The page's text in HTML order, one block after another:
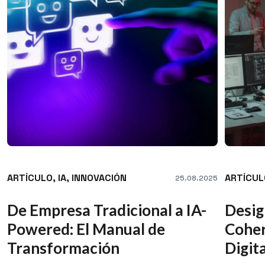
ARTÍCULO, IA, INNOVACIÓN 25.08.2025
De Empresa Tradicional a IA-
Powered: El Manual de
Transformación